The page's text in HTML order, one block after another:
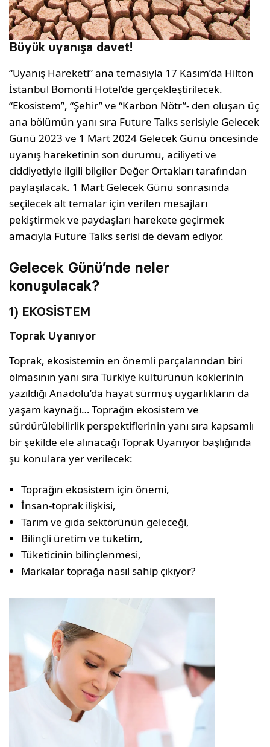
Büyük uyanışa davet!
“Uyanış Hareketi” ana temasıyla 17 Kasım’da Hilton
İstanbul Bomonti Hotel’de gerçekleştirilecek.
“Ekosistem”, “Şehir” ve “Karbon Nötr”- den oluşan üç
ana bölümün yanı sıra Future Talks serisiyle Gelecek
Günü 2023 ve 1 Mart 2024 Gelecek Günü öncesinde
uyanış hareketinin son durumu, aciliyeti ve
ciddiyetiyle ilgili bilgiler Değer Ortakları tarafından
paylaşılacak. 1 Mart Gelecek Günü sonrasında
seçilecek alt temalar için verilen mesajları
pekiştirmek ve paydaşları harekete geçirmek
amacıyla Future Talks serisi de devam ediyor.
Gelecek Günü’nde neler
konuşulacak?
1) EKOSİSTEM
Toprak Uyanıyor
Toprak, ekosistemin en önemli parçalarından biri
olmasının yanı sıra Türkiye kültürünün köklerinin
yazıldığı Anadolu’da hayat sürmüş uygarlıkların da
yaşam kaynağı… Toprağın ekosistem ve
sürdürülebilirlik perspektiflerinin yanı sıra kapsamlı
bir şekilde ele alınacağı Toprak Uyanıyor başlığında
şu konulara yer verilecek:
Toprağın ekosistem için önemi,
İnsan-toprak ilişkisi,
Tarım ve gıda sektörünün geleceği,
Bilinçli üretim ve tüketim,
Tüketicinin bilinçlenmesi,
Markalar toprağa nasıl sahip çıkıyor?